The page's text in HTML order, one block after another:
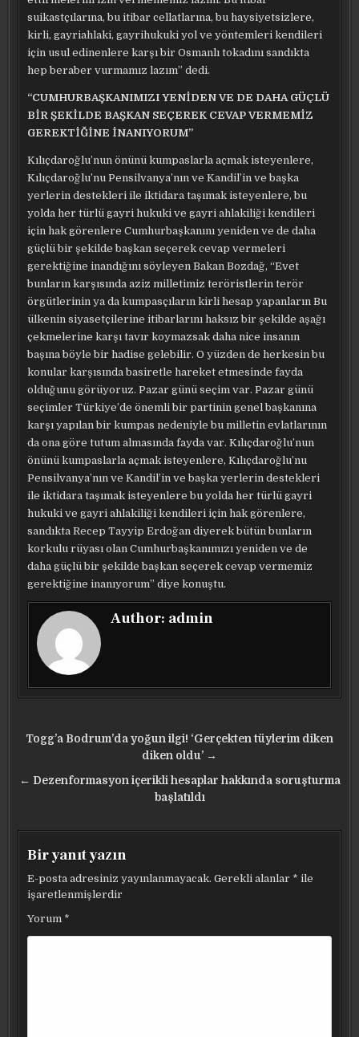
suikastçılarına, bu itibar cellatlarına, bu haysiyetsizlere,
kirli, gayriahlaki, gayrihukuki yol ve yöntemleri kendileri
için usul edinenlere karşı bir Osmanlı tokadını sandıkta
hep beraber vurmamız lazım” dedi.
“CUMHURBAŞKANIMIZI YENİDEN VE DE DAHA GÜÇLÜ
BİR ŞEKİLDE BAŞKAN SEÇEREK CEVAP VERMEMİZ
GEREKTİĞİNE İNANIYORUM”
Kılıçdaroğlu’nun önünü kumpaslarla açmak isteyenlere,
Kılıçdaroğlu’nu Pensilvanya’nın ve Kandil’in ve başka
yerlerin destekleri ile iktidara taşımak isteyenlere, bu
yolda her türlü gayri hukuki ve gayri ahlakiliği kendileri
için hak görenlere Cumhurbaşkanını yeniden ve de daha
güçlü bir şekilde başkan seçerek cevap vermeleri
gerektiğine inandığını söyleyen Bakan Bozdağ, “Evet
bunların karşısında aziz milletimiz teröristlerin terör
örgütlerinin ya da kumpasçıların kirli hesap yapanların Bu
ülkenin siyasetçilerine itibarlarını haksız bir şekilde aşağı
çekmelerine karşı tavır koymazsak daha nice insanın
başına böyle bir hadise gelebilir. O yüzden de herkesin bu
konular karşısında basiretle hareket etmesinde fayda
olduğunu görüyoruz. Pazar günü seçim var. Pazar günü
seçimler Türkiye’de önemli bir partinin genel başkanına
karşı yapılan bir kumpas nedeniyle bu milletin evlatlarının
da ona göre tutum almasında fayda var. Kılıçdaroğlu’nun
önünü kumpaslarla açmak isteyenlere, Kılıçdaroğlu’nu
Pensilvanya’nın ve Kandil’in ve başka yerlerin destekleri
ile iktidara taşımak isteyenlere bu yolda her türlü gayri
hukuki ve gayri ahlakiliği kendileri için hak görenlere,
sandıkta Recep Tayyip Erdoğan diyerek bütün bunların
korkulu rüyası olan Cumhurbaşkanımızı yeniden ve de
daha güçlü bir şekilde başkan seçerek cevap vermemiz
gerektiğine inanıyorum” diye konuştu.
Author: admin
Yazı
Togg’a Bodrum’da yoğun ilgi! ‘Gerçekten tüylerim diken
diken oldu’ →
← Dezenformasyon içerikli hesaplar hakkında soruşturma
başlatıldı
Bir yanıt yazın
E-posta adresiniz yayınlanmayacak. Gerekli alanlar * ile
işaretlenmişlerdir
Yorum *